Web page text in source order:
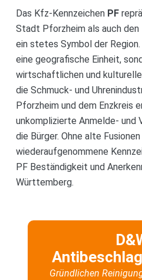
Das Kfz-Kennzeichen PF
Stadt Pforzheim als auch den
ein stetes Symbol der
eine geografische Einheit,
wirtschaftlichen und
die Schmuck- und
Pforzheim und dem Enzkreis
unkomplizierte Anmelde- und
die Bürger. Ohne alte
wiederaufgenommene
PF Beständigkeit und
Württemberg.
Gründlichen